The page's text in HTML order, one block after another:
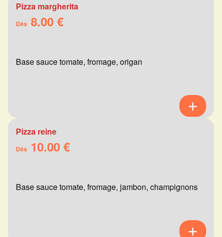
Pizza margherita
Dès 8.00 €
Base sauce tomate, fromage, origan
Pizza reine
Dès 10.00 €
Base sauce tomate, fromage, jambon, champignons